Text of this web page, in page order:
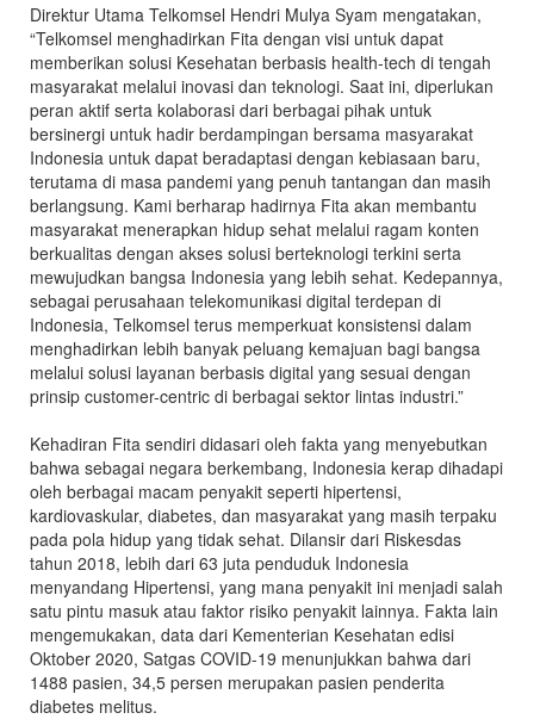
Direktur Utama Telkomsel Hendri Mulya Syam mengatakan,
“Telkomsel menghadirkan Fita dengan visi untuk dapat
memberikan solusi Kesehatan berbasis health-tech di tengah
masyarakat melalui inovasi dan teknologi. Saat ini, diperlukan
peran aktif serta kolaborasi dari berbagai pihak untuk
bersinergi untuk hadir berdampingan bersama masyarakat
Indonesia untuk dapat beradaptasi dengan kebiasaan baru,
terutama di masa pandemi yang penuh tantangan dan masih
berlangsung. Kami berharap hadirnya Fita akan membantu
masyarakat menerapkan hidup sehat melalui ragam konten
berkualitas dengan akses solusi berteknologi terkini serta
mewujudkan bangsa Indonesia yang lebih sehat. Kedepannya,
sebagai perusahaan telekomunikasi digital terdepan di
Indonesia, Telkomsel terus memperkuat konsistensi dalam
menghadirkan lebih banyak peluang kemajuan bagi bangsa
melalui solusi layanan berbasis digital yang sesuai dengan
prinsip customer-centric di berbagai sektor lintas industri.”
Kehadiran Fita sendiri didasari oleh fakta yang menyebutkan
bahwa sebagai negara berkembang, Indonesia kerap dihadapi
oleh berbagai macam penyakit seperti hipertensi,
kardiovaskular, diabetes, dan masyarakat yang masih terpaku
pada pola hidup yang tidak sehat. Dilansir dari Riskesdas
tahun 2018, lebih dari 63 juta penduduk Indonesia
menyandang Hipertensi, yang mana penyakit ini menjadi salah
satu pintu masuk atau faktor risiko penyakit lainnya. Fakta lain
mengemukakan, data dari Kementerian Kesehatan edisi
Oktober 2020, Satgas COVID-19 menunjukkan bahwa dari
1488 pasien, 34,5 persen merupakan pasien penderita
diabetes melitus.